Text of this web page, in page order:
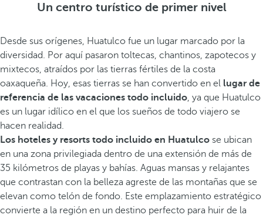
Un centro turístico de primer nivel
Desde sus orígenes, Huatulco fue un lugar marcado por la
diversidad. Por aquí pasaron toltecas, chantinos, zapotecos y
mixtecos, atraídos por las tierras fértiles de la costa
oaxaqueña. Hoy, esas tierras se han convertido en el lugar de
referencia de las vacaciones todo incluido, ya que Huatulco
es un lugar idílico en el que los sueños de todo viajero se
hacen realidad.
Los hoteles y resorts todo incluido en Huatulco se ubican
en una zona privilegiada dentro de una extensión de más de
35 kilómetros de playas y bahías. Aguas mansas y relajantes
que contrastan con la belleza agreste de las montañas que se
elevan como telón de fondo. Este emplazamiento estratégico
convierte a la región en un destino perfecto para huir de la